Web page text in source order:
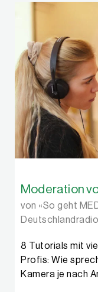
Moderation
von «So geht
8 Tutorials mit
Profis: Wie
Kamera je nach